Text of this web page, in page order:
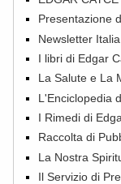
Presentazione
Newsletter Italia
I libri di Edgar
La Salute e La
L'Enciclopedia
I Rimedi di
Raccolta di
La Nostra
Il Servizio di